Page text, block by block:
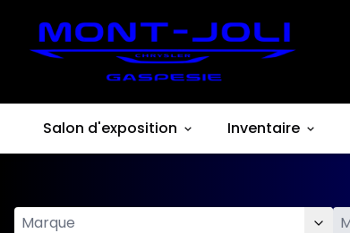
Salon d'exposition Inventaire